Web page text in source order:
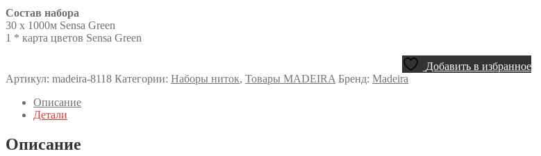
Состав набора
30 x 1000м Sensa Green
1 * карта цветов Sensa Green
Добавить в избранное
Артикул: madeira-8118 Категории: Наборы ниток, Товары MADEIRA Бренд: Madeira
Описание
Детали
Описание